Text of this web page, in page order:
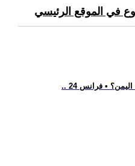
في الموقع الرئيسي